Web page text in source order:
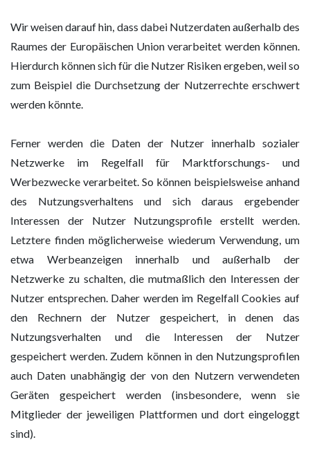
Wir weisen darauf hin, dass dabei Nutzerdaten außerhalb des
Raumes der Europäischen Union verarbeitet werden können.
Hierdurch können sich für die Nutzer Risiken ergeben, weil so
zum Beispiel die Durchsetzung der Nutzerrechte erschwert
werden könnte.
Ferner werden die Daten der Nutzer innerhalb sozialer
Netzwerke im Regelfall für Marktforschungs- und
Werbezwecke verarbeitet. So können beispielsweise anhand
des Nutzungsverhaltens und sich daraus ergebender
Interessen der Nutzer Nutzungsprofile erstellt werden.
Letztere finden möglicherweise wiederum Verwendung, um
etwa Werbeanzeigen innerhalb und außerhalb der
Netzwerke zu schalten, die mutmaßlich den Interessen der
Nutzer entsprechen. Daher werden im Regelfall Cookies auf
den Rechnern der Nutzer gespeichert, in denen das
Nutzungsverhalten und die Interessen der Nutzer
gespeichert werden. Zudem können in den Nutzungsprofilen
auch Daten unabhängig der von den Nutzern verwendeten
Geräten gespeichert werden (insbesondere, wenn sie
Mitglieder der jeweiligen Plattformen und dort eingeloggt
sind).